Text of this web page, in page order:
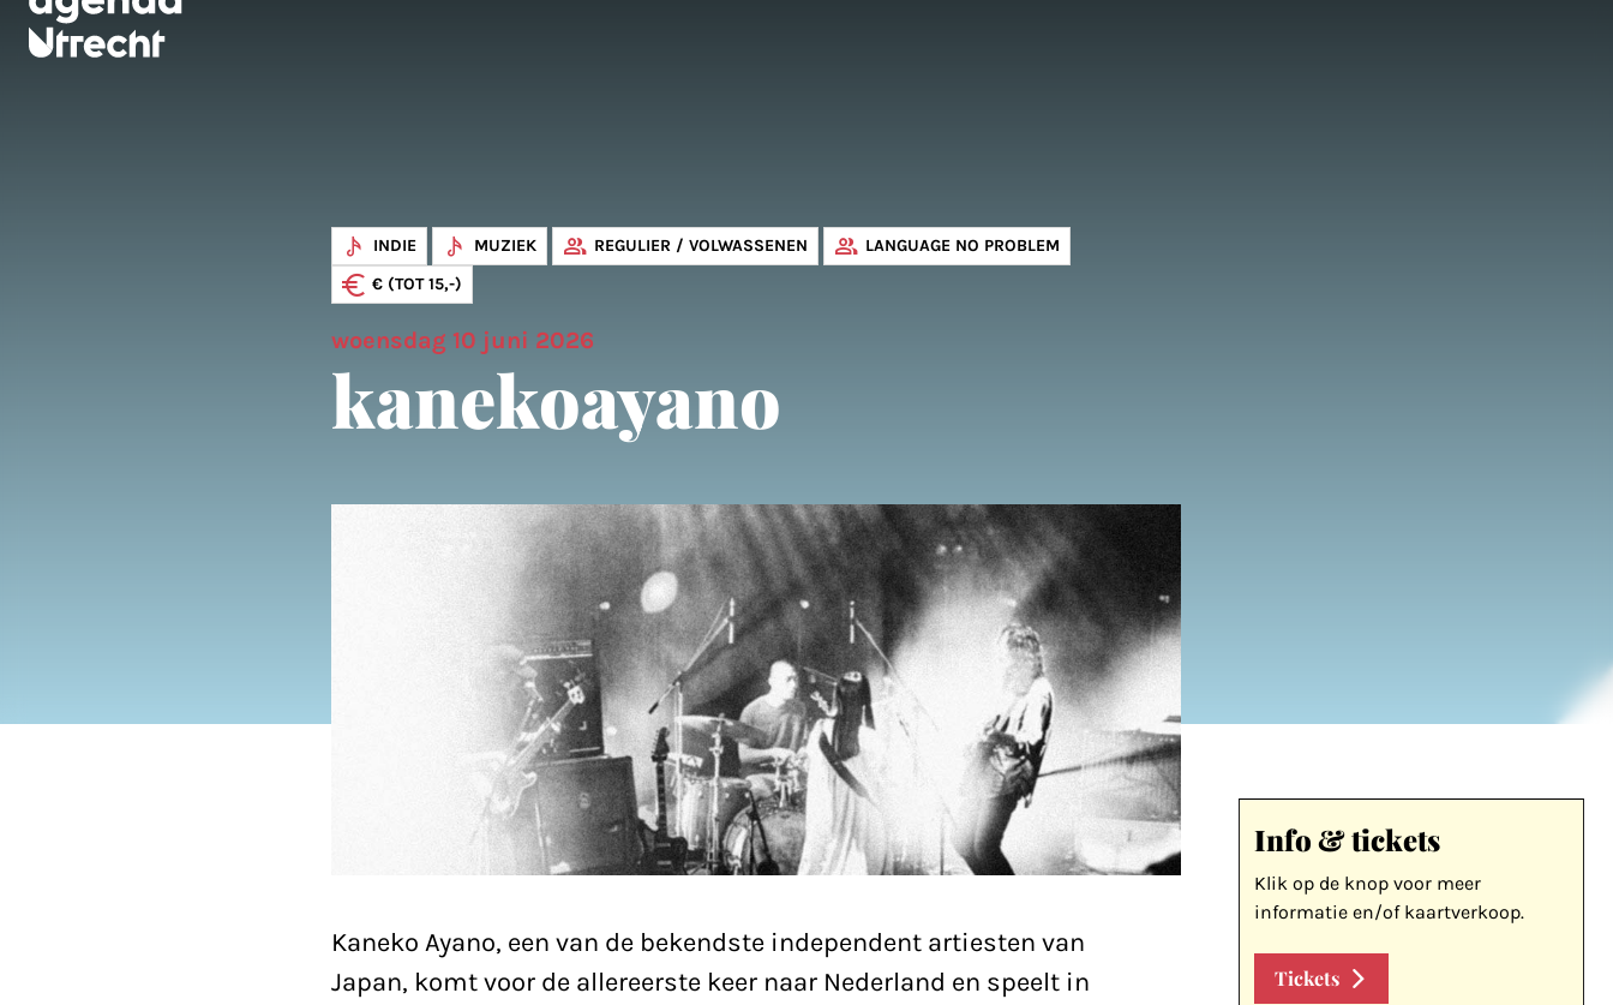
INDIE MUZIEK REGULIER / VOLWASSENEN
LANGUAGE NO PROBLEM
€ (TOT 15,-)
woensdag 10 juni 2026
kanekoayano
Kaneko Ayano, een van de bekendste independent artiesten van
Japan, komt voor de allereerste keer naar Nederland en speelt in
Info & tickets
Klik op de knop voor meer
informatie en/of kaartverkoop.
Tickets